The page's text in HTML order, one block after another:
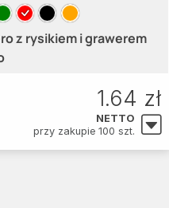
z rysikiem i grawerem
1.64 zł
NETTO
przy zakupie 100 szt.